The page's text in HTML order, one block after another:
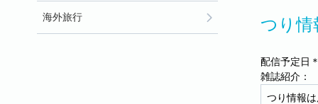
つり情
配信予定日
雑誌紹介：
つり情報
海外旅行